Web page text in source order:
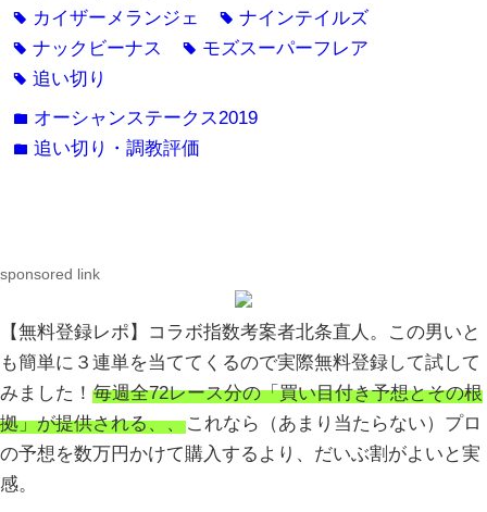
tag カイザーメランジェ tagナインテイルズ
tagナックビーナス tag モズスーパーフレア
tag追い切り
folder オーシャンステークス2019
folder追い切り・調教評価
sponsored link
【無料登録レポ】コラボ指数考案者北条直人。この男いと
も簡単に３連単を当ててくるので実際無料登録して試して
みました！ 毎週全72レース分の「買い目付き予想とその根
拠」が提供される、、これなら（あまり当たらない）プロ
の予想を数万円かけて購入するより、だいぶ割がよいと実
感。